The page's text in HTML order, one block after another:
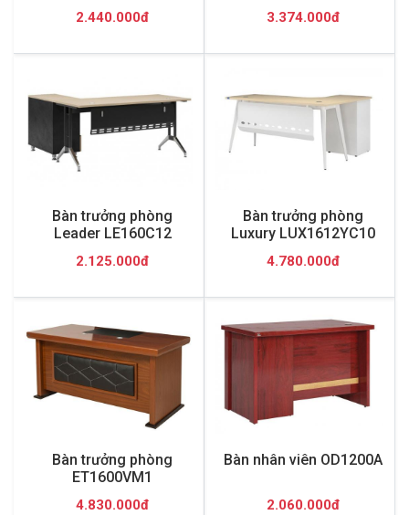
2.440.000đ 3.374.000đ
Bàn trưởng phòng
Leader LE160C12
2.125.000đ
Bàn trưởng phòng
Luxury LUX1612YC10
4.780.000đ
Bàn trưởng phòng
ET1600VM1
4.830.000đ
Bàn nhân viên OD1200A
2.060.000đ